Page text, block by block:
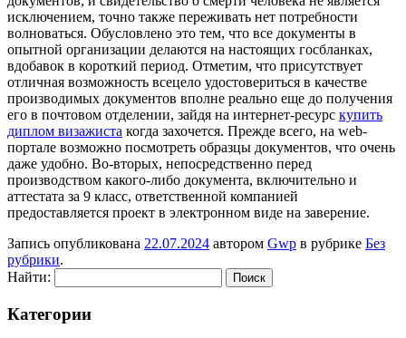
исключением, точно также переживать нет потребности
волноваться. Обусловлено это тем, что все документы в
опытной организации делаются на настоящих госбланках,
вдобавок в короткий период. Отметим, что присутствует
отличная возможность всецело удостовериться в качестве
производимых документов вполне реально еще до получения
его в почтовом отделении, зайдя на интернет-ресурс купить
диплом визажиста когда захочется. Прежде всего, на web-
портале возможно посмотреть образцы документов, что очень
даже удобно. Во-вторых, непосредственно перед
производством какого-либо документа, включительно и
аттестата за 9 класс, ответственной компанией
предоставляется проект в электронном виде на заверение.
Запись опубликована 22.07.2024 автором Gwp в рубрике Без
рубрики.
Найти:
Категории